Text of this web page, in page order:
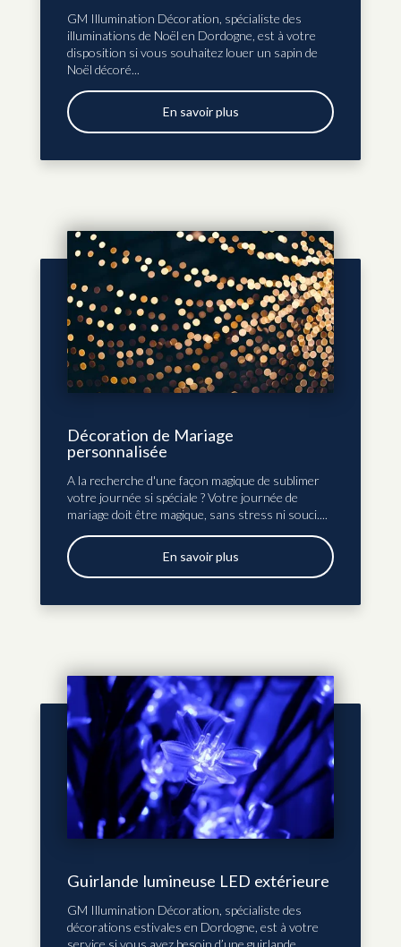
GM Illumination Décoration, spécialiste des
illuminations de Noël en Dordogne, est à votre
disposition si vous souhaitez louer un sapin de
Noël décoré...
En savoir plus
Décoration de Mariage
personnalisée
A la recherche d'une façon magique de sublimer
votre journée si spéciale ? Votre journée de
mariage doit être magique, sans stress ni souci....
En savoir plus
Guirlande lumineuse LED extérieure
GM Illumination Décoration, spécialiste des
décorations estivales en Dordogne, est à votre
service si vous avez besoin d’une guirlande